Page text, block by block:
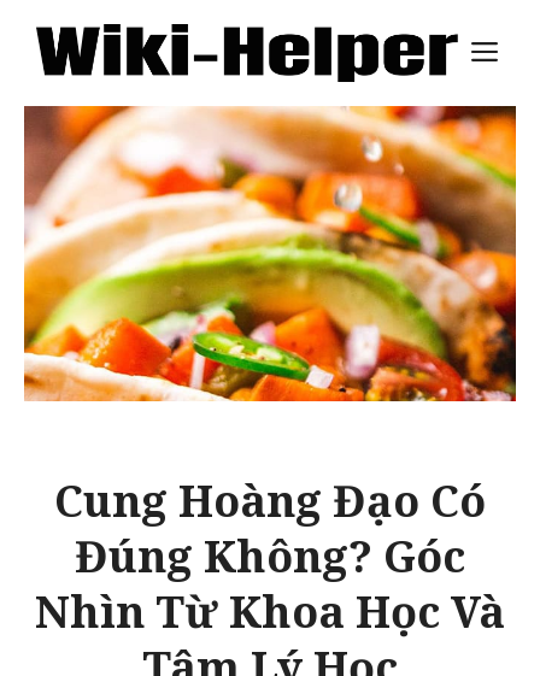
Skip
content
Cung Hoàng Đạo Có
Đúng Không? Góc
Nhìn Từ Khoa Học Và